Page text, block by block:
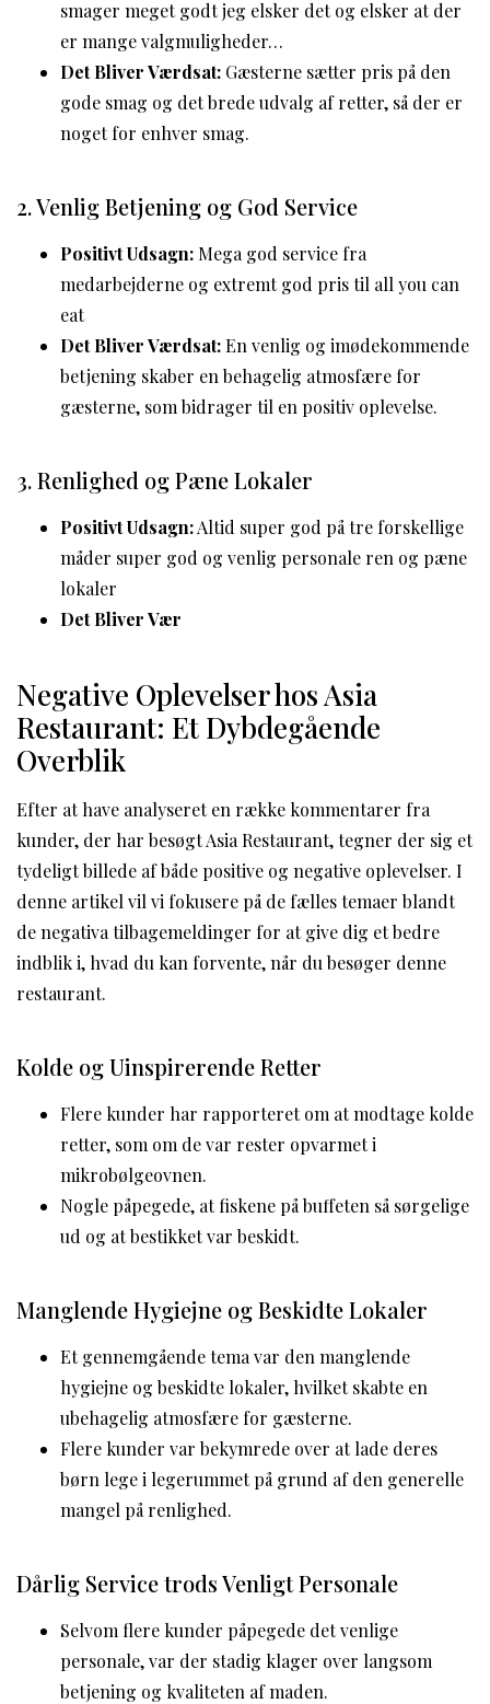
smager meget godt jeg elsker det og elsker at der
er mange valgmuligheder…
Det Bliver Værdsat: Gæsterne sætter pris på den
gode smag og det brede udvalg af retter, så der er
noget for enhver smag.
2. Venlig Betjening og God Service
Positivt Udsagn: Mega god service fra
medarbejderne og extremt god pris til all you can
eat
Det Bliver Værdsat:En venlig og imødekommende
betjening skaber en behagelig atmosfære for
gæsterne, som bidrager til en positiv oplevelse.
3. Renlighed og Pæne Lokaler
Positivt Udsagn:Altid super god på tre forskellige
måder super god og venlig personale ren og pæne
lokaler
Det Bliver Vær
Negative Oplevelser hos Asia
Restaurant: Et Dybdegående
Overblik
Efter at have analyseret en række kommentarer fra
kunder, der har besøgt Asia Restaurant, tegner der sig et
tydeligt billede af både positive og negative oplevelser. I
denne artikel vil vi fokusere på de fælles temaer blandt
de negativa tilbagemeldinger for at give dig et bedre
indblik i, hvad du kan forvente, når du besøger denne
restaurant.
Kolde og Uinspirerende Retter
Flere kunder har rapporteret om at modtage kolde
retter, som om de var rester opvarmet i
mikrobølgeovnen.
Nogle påpegede, at fiskene på buffeten så sørgelige
ud og at bestikket var beskidt.
Manglende Hygiejne og Beskidte Lokaler
Et gennemgående tema var den manglende
hygiejne og beskidte lokaler, hvilket skabte en
ubehagelig atmosfære for gæsterne.
Flere kunder var bekymrede over at lade deres
børn lege i legerummet på grund af den generelle
mangel på renlighed.
Dårlig Service trods Venligt Personale
Selvom flere kunder påpegede det venlige
personale, var der stadig klager over langsom
betjening og kvaliteten af maden.